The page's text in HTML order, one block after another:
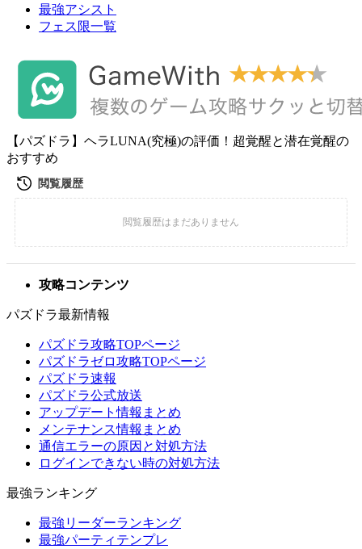
最強アシスト
フェス限一覧
【パズドラ】ヘラLUNA(究極)の評価！超覚醒と潜在覚醒の
おすすめ
攻略コンテンツ
パズドラ最新情報
パズドラ攻略TOPページ
パズドラゼロ攻略TOPページ
パズドラ速報
パズドラ公式放送
アップデート情報まとめ
メンテナンス情報まとめ
通信エラーの原因と対処方法
ログインできない時の対処方法
最強ランキング
最強リーダーランキング
最強パーティテンプレ